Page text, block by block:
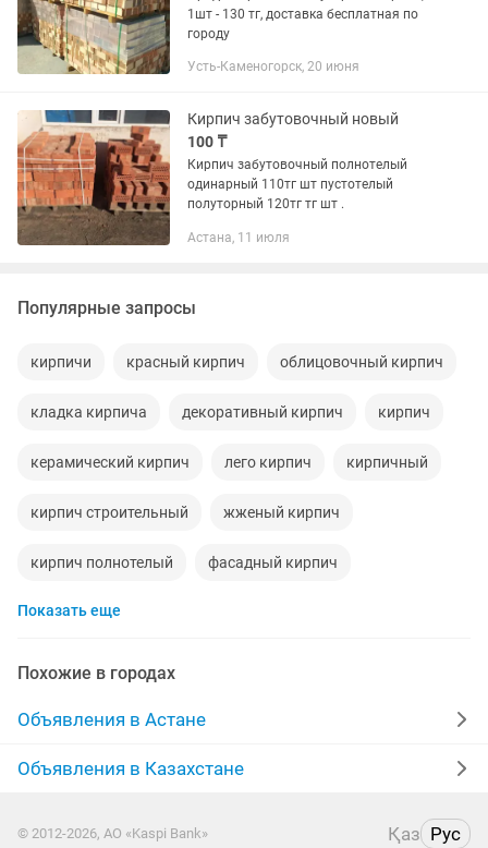
1шт - 130 тг, доставка бесплатная по
городу
Усть-Каменогорск, 20 июня
Кирпич забутовочный новый
100 ₸
Кирпич забутовочный полнотелый
одинарный 110тг шт пустотелый
полуторный 120тг тг шт .
Астана, 11 июля
Популярные запросы
кирпичи красный кирпич облицовочный кирпич
кладка кирпича декоративный кирпич кирпич
керамический кирпич лего кирпич кирпичный
кирпич строительный жженый кирпич
кирпич полнотелый фасадный кирпич
кирпичная кладка
облицовачный кирпич
Показать еще
Похожие в городах
Объявления в Астане
Объявления в Казахстане
© 2012-2026, АО «Kaspi Bank» Қаз Рус